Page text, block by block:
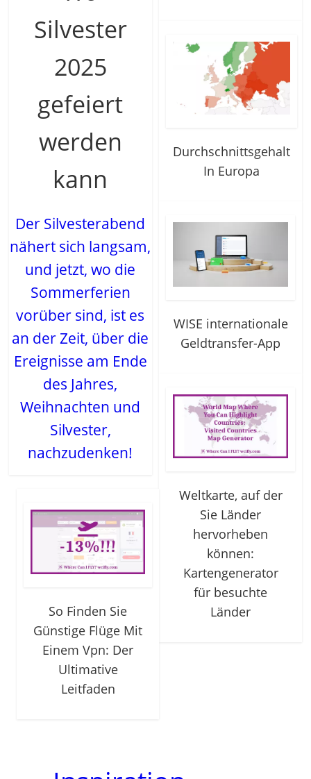
Silvester
2025
gefeiert
werden
kann
Der Silvesterabend
nähert sich langsam,
und jetzt, wo die
Sommerferien
vorüber sind, ist es
an der Zeit, über die
Ereignisse am Ende
des Jahres,
Weihnachten und
Silvester,
nachzudenken!
Durchschnittsgehalt
In Europa
WISE internationale
Geldtransfer-App
Weltkarte, auf der
Sie Länder
hervorheben
können:
Kartengenerator
für besuchte
Länder
So Finden Sie
Günstige Flüge Mit
Einem Vpn: Der
Ultimative
Leitfaden